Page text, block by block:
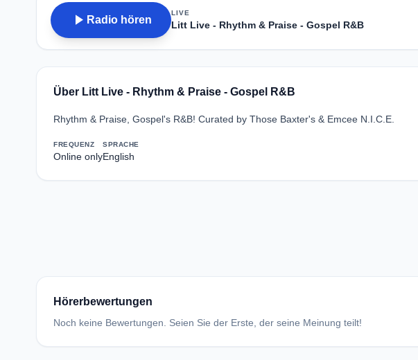
play_arrow Radio hören
LIVE
Litt Live - Rhythm & Praise - Gospel R&B
Über Litt Live - Rhythm & Praise - Gospel R&B
Rhythm & Praise, Gospel's R&B! Curated by Those Baxter's & Emcee N.I.C.E.
FREQUENZ
Online only
SPRACHE
English
Hörerbewertungen
Noch keine Bewertungen. Seien Sie der Erste, der seine Meinung teilt!